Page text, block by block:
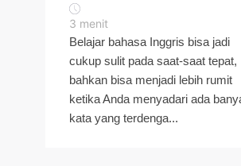
3 menit
Belajar bahasa Inggris bisa jadi
cukup sulit pada saat-saat tepat,
bahkan bisa menjadi lebih rumit
ketika Anda menyadari ada
kata yang terdenga...